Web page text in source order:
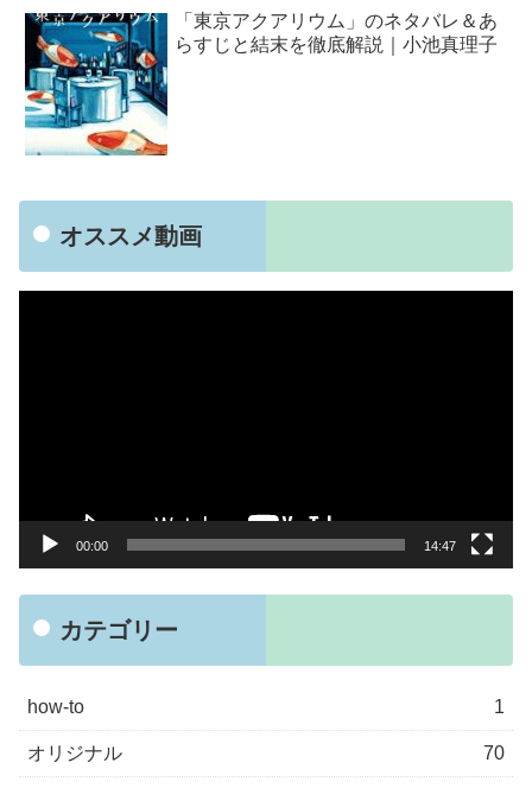
「東京アクアリウム」のネタバレ＆あ
らすじと結末を徹底解説｜小池真理子
オススメ動画
00:00 14:47
カテゴリー
how-to 1
オリジナル 70